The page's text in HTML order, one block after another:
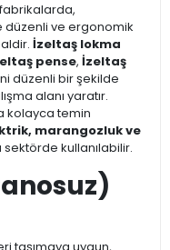
ve ergonomik
İzeltaş lokma
pense, İzeltaş
düzenli bir şekilde
alanı yaratır.
kolayca temin
marangozluk ve
sektörde kullanılabilir.